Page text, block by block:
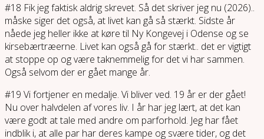
#18 Fik jeg faktisk aldrig skrevet. Så det skriver jeg nu (2026)..
måske siger det også, at livet kan gå så stærkt. Sidste år
nåede jeg heller ikke at køre til Ny Kongevej i Odense og se
kirsebærtræerne. Livet kan også gå for stærkt.. det er vigtigt
at stoppe op og være taknemmelig for det vi har sammen.
Også selvom der er gået mange år.
#19 Vi fortjener en medalje. Vi bliver ved. 19 år er der gået!
Nu over halvdelen af vores liv. I år har jeg lært, at det kan
være godt at tale med andre om parforhold. Jeg har fået
indblik i, at alle par har deres kampe og svære tider, og det